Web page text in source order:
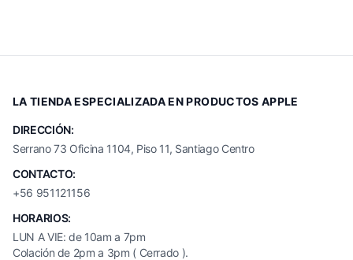
LA TIENDA ESPECIALIZADA EN PRODUCTOS APPLE
DIRECCIÓN:
Serrano 73 Oficina 1104, Piso 11, Santiago Centro
CONTACTO:
+56 951121156
HORARIOS:
LUN A VIE: de 10am a 7pm
Colación de 2pm a 3pm ( Cerrado ).